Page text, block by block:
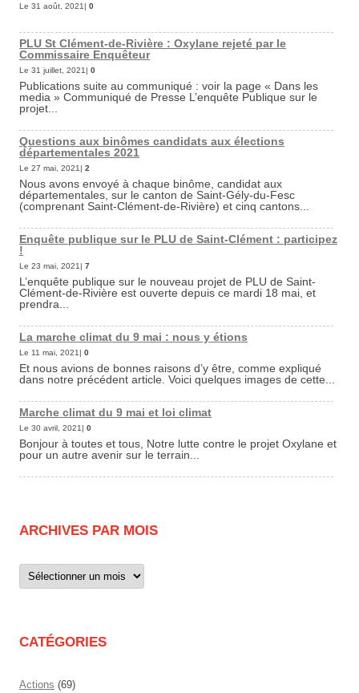
Le 31 août, 2021| 0
PLU St Clément-de-Rivière : Oxylane rejeté par le
Commissaire Enquêteur
Le 31 juillet, 2021| 0
Publications suite au communiqué : voir la page « Dans les
media » Communiqué de Presse L’enquête Publique sur le
projet...
Questions aux binômes candidats aux élections
départementales 2021
Le 27 mai, 2021| 2
Nous avons envoyé à chaque binôme, candidat aux
départementales, sur le canton de Saint-Gély-du-Fesc
(comprenant Saint-Clément-de-Rivière) et cinq cantons...
Enquête publique sur le PLU de Saint-Clément : participez
!
Le 23 mai, 2021| 7
L’enquête publique sur le nouveau projet de PLU de Saint-
Clément-de-Rivière est ouverte depuis ce mardi 18 mai, et
prendra...
La marche climat du 9 mai : nous y étions
Le 11 mai, 2021| 0
Et nous avions de bonnes raisons d’y être, comme expliqué
dans notre précédent article. Voici quelques images de cette...
Marche climat du 9 mai et loi climat
Le 30 avril, 2021| 0
Bonjour à toutes et tous, Notre lutte contre le projet Oxylane et
pour un autre avenir sur le terrain...
ARCHIVES PAR MOIS
Archives
par
CATÉGORIES
Actions (69)